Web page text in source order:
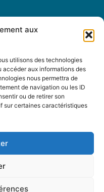
aux
utilisons des technologies
aux informations des
nous permettra de
de navigation ou les ID
ou de retirer son
sur certaines caractéristiques